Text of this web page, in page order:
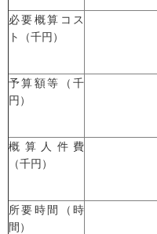
必要概算コス
ト（千円）
予算額等（千
円）
概算人件費
（千円）
所要時間（時
間）